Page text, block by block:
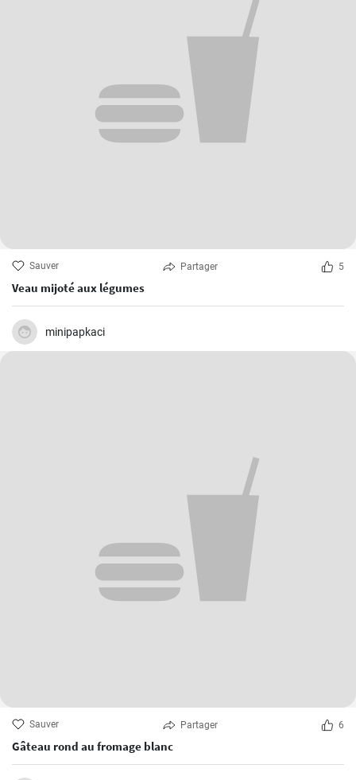
Sauver Partager 5
Veau mijoté aux légumes
minipapkaci
Sauver Partager 6
Gâteau rond au fromage blanc